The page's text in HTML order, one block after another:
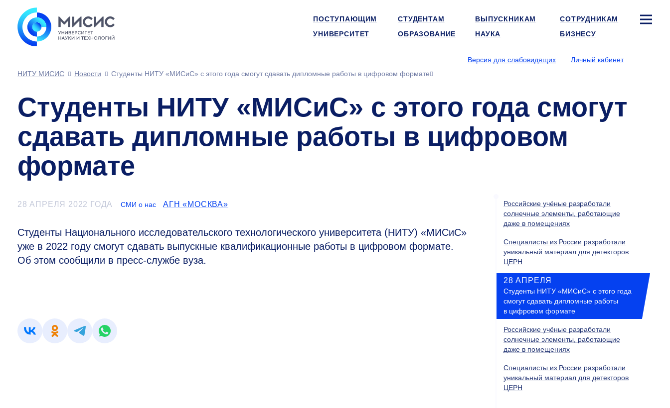
ПОСТУПАЮЩИМ СТУДЕНТАМ ВЫПУСКНИКАМ
СОТРУДНИКАМ
УНИВЕРСИТЕТ
ОБРАЗОВАНИЕ НАУКА БИЗНЕСУ
Версия для слабовидящих
Личный кабинет
НИТУ МИСИС
Новости Студенты НИТУ «МИСиС» с этого года смогут сдавать дипломные работы в цифровом формате
Студенты НИТУ «МИСиС» с этого года смогут
сдавать дипломные работы в цифровом
формате
28 АПРЕЛЯ 2022 ГОДА СМИ о нас АГН «МОСКВА»
Студенты Национального исследовательского технологического университета (НИТУ) «МИСиС»
уже в 2022 году смогут сдавать выпускные квалификационные работы в цифровом формате.
Об этом сообщили в пресс-службе вуза.
Российские учёные разработали
солнечные элементы, работающие
даже в помещениях
Специалисты из России разработали
уникальный материал для детекторов
ЦЕРН
28 АПРЕЛЯ
Студенты НИТУ «МИСиС» с этого года
смогут сдавать дипломные работы
в цифровом формате
Российские учёные разработали
солнечные элементы, работающие
даже в помещениях
Специалисты из России разработали
уникальный материал для детекторов
ЦЕРН